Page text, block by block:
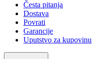
Česta pitanja
Dostava
Povrati
Garancije
Uputstvo za kupovinu